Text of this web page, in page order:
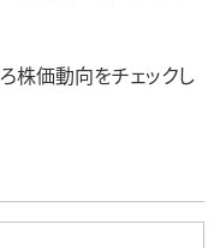
株価動向をチェックし